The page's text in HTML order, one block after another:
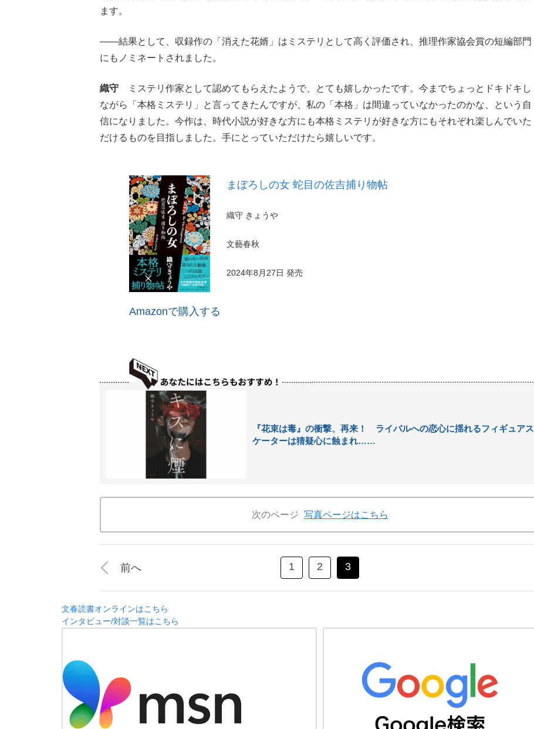
ます。
――結果として、収録作の「消えた花婿」はミステリとして高く評価され、推理作家協会賞の短編部門
にもノミネートされました。
織守 ミステリ作家として認めてもらえたようで、とても嬉しかったです。今までちょっとドキドキし
ながら「本格ミステリ」と言ってきたんですが、私の「本格」は間違っていなかったのかな、という自
信になりました。今作は、時代小説が好きな方にも本格ミステリが好きな方にもそれぞれ楽しんでいた
だけるものを目指しました。手にとっていただけたら嬉しいです。
まぼろしの女 蛇目の佐吉捕り物帖
織守 きょうや
文藝春秋
2024年8月27日 発売
Amazonで購入する
『花束は毒』の衝撃、再来！ ライバルへの恋心に揺れるフィギュアス
ケーターは猜疑心に蝕まれ……
次のページ 写真ページはこちら
前へ 1 2 3
文春読書オンラインはこちら
インタビュー/対談一覧はこちら